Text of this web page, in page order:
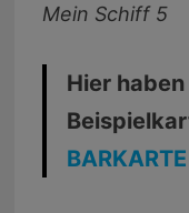
Mein Schiff 5
Hier